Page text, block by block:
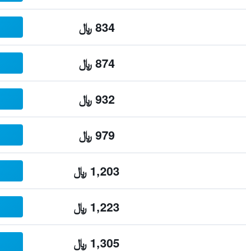
834 ﷼
874 ﷼
932 ﷼
979 ﷼
1,203 ﷼
1,223 ﷼
1,305 ﷼